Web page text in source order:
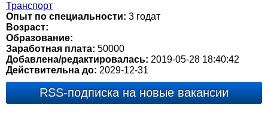
Транспорт
Опыт по специальности: 3 годат
Возраст:
Образование:
Заработная плата: 50000
Добавлена/редактировалась: 2019-05-28 18:40:42
Действительна до: 2029-12-31
RSS-подписка на новые вакансии